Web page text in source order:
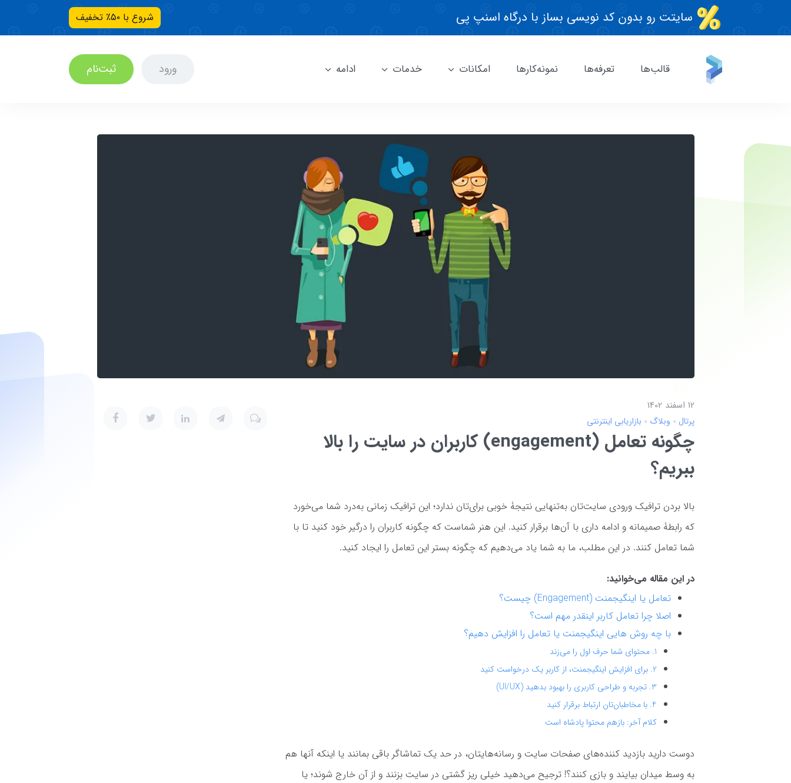
سایتت رو بدون کد نویسی بساز با درگاه اسنپ پی شروع با ۵۰٪ تخفیف
قالب‌ها تعرفه‌ها نمونه‌کارها امکانات خدمات ادامه ورود ثبت‌نام
12 اسفند 1402
پرتال وبلاگ بازاریابی اینترنتی
چگونه تعامل (engagement) کاربران در سایت را بالا
ببریم؟
بالا بردن ترافیک ورودی سایت‌تان به‌تنهایی نتیجۀ خوبی برای‌تان ندارد؛ این ترافیک زمانی به‌درد شما می‌خورد
که رابطۀ صمیمانه و ادامه داری با آن‌ها برقرار کنید. این هنر شماست که چگونه کاربران‌ را درگیر خود کنید تا با
شما تعامل کنند. در این مطلب، ما به شما یاد می‌دهیم که چگونه بستر این تعامل را ایجاد کنید.
در این مقاله می‌خوانید:
تعامل یا اینگیجمنت (Engagement) چیست؟
اصلا چرا تعامل کاربر اینقدر مهم است؟
با چه روش هایی اینگیجمنت یا تعامل را افزایش دهیم؟
1. محتوای شما حرف اول را می‌زند
2. برای افزایش اینگیجمنت، از کاربر یک درخواست کنید
3. تجربه و طراحی کاربری را بهبود بدهید (UI/UX)
4. با مخاطبان‌تان ارتباط برقرار کنید
کلام آخر: بازهم محتوا پادشاه است
دوست دارید بازدید کننده‌های صفحات سایت و رسانه‌هایتان، در حد یک تماشاگر باقی بمانند یا اینکه آنها هم
به وسط میدان بیایند و بازی کنند؟! ترجیح می‌دهید خیلی ریز گشتی در سایت بزنند و از آن خارج شوند؛ یا